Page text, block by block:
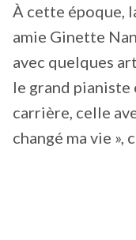
À cette époque,
amie Ginette
avec quelques
le grand
carrière, celle
changé ma vie